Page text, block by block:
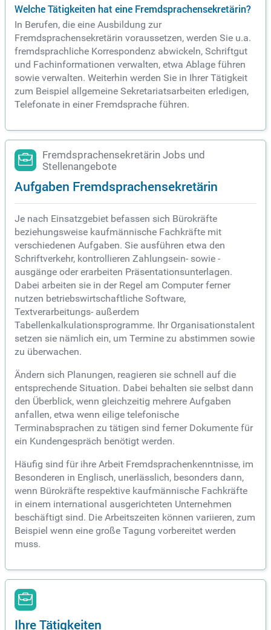
Welche Tätigkeiten hat eine Fremdsprachensekretärin?
In Berufen, die eine Ausbildung zur
Fremdsprachensekretärin voraussetzen, werden Sie u.a.
fremdsprachliche Korrespondenz abwickeln, Schriftgut
und Fachinformationen verwalten, etwa Ablage führen
sowie verwalten. Weiterhin werden Sie in Ihrer Tätigkeit
zum Beispiel allgemeine Sekretariatsarbeiten erledigen,
Telefonate in einer Fremdsprache führen.
Fremdsprachensekretärin Jobs und
Stellenangebote
Aufgaben Fremdsprachensekretärin
Je nach Einsatzgebiet befassen sich Bürokräfte
beziehungsweise kaufmännische Fachkräfte mit
verschiedenen Aufgaben. Sie ausführen etwa den
Schriftverkehr, kontrollieren Zahlungsein- sowie -
ausgänge oder erarbeiten Präsentationsunterlagen.
Dabei arbeiten sie in der Regel am Computer ferner
nutzen betriebswirtschaftliche Software,
Textverarbeitungs- außerdem
Tabellenkalkulationsprogramme. Ihr Organisationstalent
setzen sie nämlich ein, um Termine zu abstimmen sowie
zu überwachen.
Ändern sich Planungen, reagieren sie schnell auf die
entsprechende Situation. Dabei behalten sie selbst dann
den Überblick, wenn gleichzeitig mehrere Aufgaben
anfallen, etwa wenn eilige telefonische
Terminabsprachen zu tätigen sind ferner Dokumente für
ein Kundengespräch benötigt werden.
Häufig sind für ihre Arbeit Fremdsprachenkenntnisse, im
Besonderen in Englisch, unerlässlich, besonders dann,
wenn Bürokräfte respektive kaufmännische Fachkräfte
in einem international ausgerichteten Unternehmen
beschäftigt sind. Die Arbeitszeiten können variieren, zum
Beispiel wenn eine große Tagung vorbereitet werden
muss.
Ihre Tätigkeiten